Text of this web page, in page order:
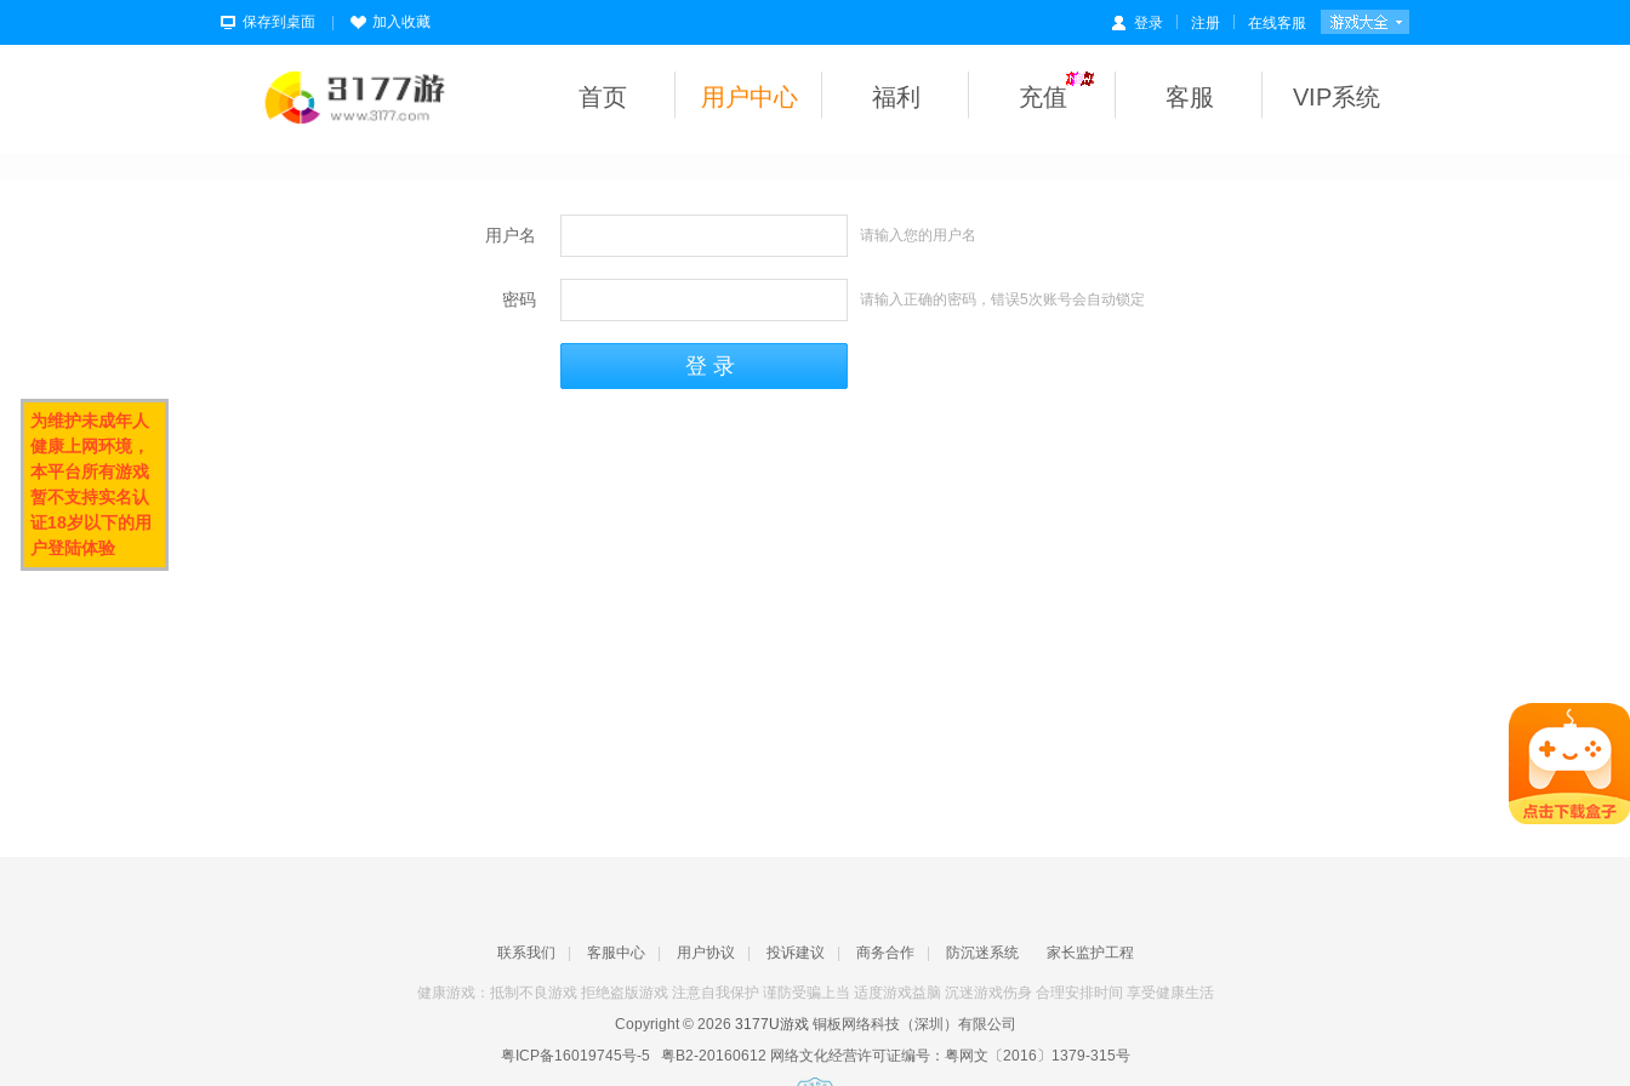
保存到桌面 加入收藏 登录 注册 在线客服
首页 用户中心 福利 充值 客服 VIP系统
用户名 请输入您的用户名
密码 请输入正确的密码，错误5次账号会自动锁定
联系我们 客服中心 用户协议 投诉建议 商务合作 防沉迷系统 家长监护工程
健康游戏：抵制不良游戏 拒绝盗版游戏 注意自我保护 谨防受骗上当 适度游戏益脑 沉迷游戏伤身 合理安排时间 享受健康生活
Copyright © 2026 3177U游戏铜板网络科技（深圳）有限公司
粤ICP备16019745号-5 粤B2-20160612 网络文化经营许可证编号： 粤网文〔2016〕1379-315号
为维护未成年人
健康上网环境，
本平台所有游戏
暂不支持实名认
证18岁以下的用
户登陆体验